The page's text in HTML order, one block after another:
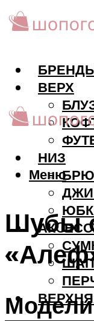
ВЕРХ
НИЗ
Меню
Шубы
Модели